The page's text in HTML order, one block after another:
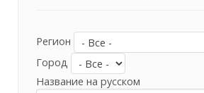
Регион
Город
Название на русском